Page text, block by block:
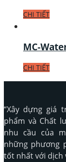
CHI TIẾT
MC-
CHI TIẾT
“Xây dựng giá
phẩm và Chất
nhu cầu của
những phương
tốt nhất với dịch